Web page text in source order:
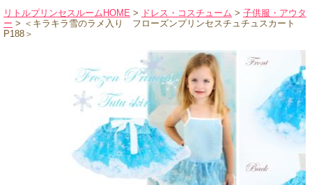
リトルプリンセスルームHOME > ドレス・コスチューム > 子供服・アウタ
ー > ＜キラキラ雪のラメ入り フローズンプリンセスチュチュスカート
P188＞
アウトレット
ショッピングインフォメーション
会社概要
お支払・送料
返品・交換
サイズの測り方
よくあるご質問